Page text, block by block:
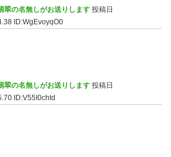
翠の名無しがお送りします 投稿日
ID:WgEvoyqO0
翠の名無しがお送りします 投稿日
ID:V55I0chtd